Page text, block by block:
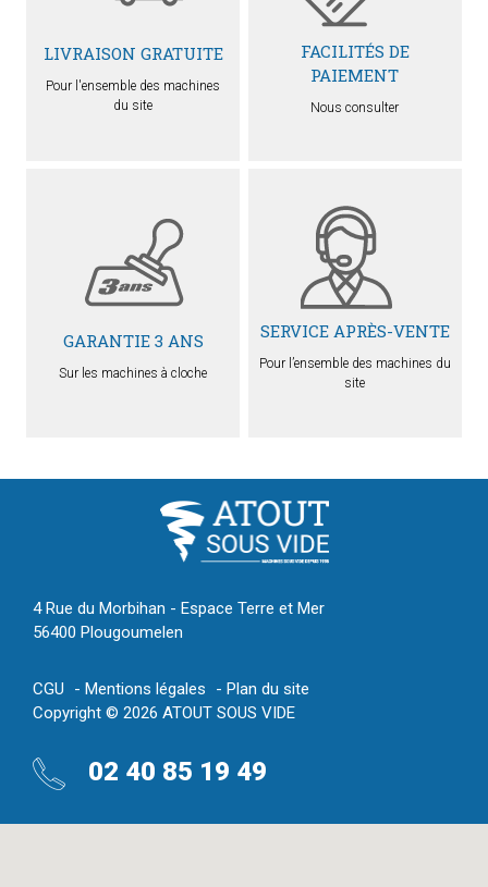
LIVRAISON GRATUITE
Pour l'ensemble des machines
du site
FACILITÉS DE
PAIEMENT
Nous consulter
GARANTIE 3 ANS
Sur les machines à cloche
SERVICE APRÈS-VENTE
Pour l’ensemble des machines du
site
4 Rue du Morbihan - Espace Terre et Mer
56400 Plougoumelen
CGU Mentions légales
Plan du site
Copyright © 2026 ATOUT SOUS VIDE
02 40 85 19 49